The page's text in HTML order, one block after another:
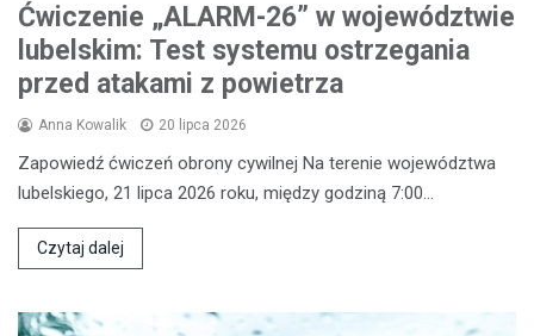
Ćwiczenie „ALARM-26” w województwie
lubelskim: Test systemu ostrzegania
przed atakami z powietrza
Anna Kowalik 20 lipca 2026
Zapowiedź ćwiczeń obrony cywilnej Na terenie województwa
lubelskiego, 21 lipca 2026 roku, między godziną 7:00…
Czytaj dalej